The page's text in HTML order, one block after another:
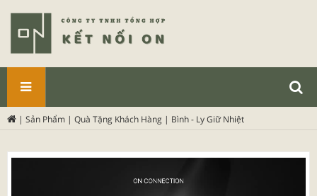
PHẨM
| Sản Phẩm | Quà Tặng Khách Hàng | Bình - Ly Giữ Nhiệt